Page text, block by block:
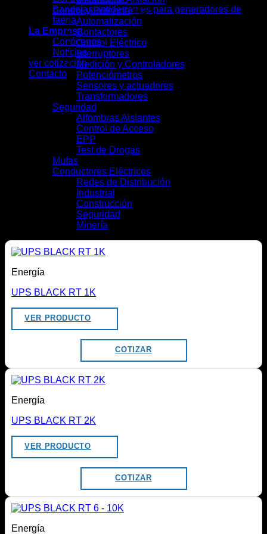
Bandejas antiderrames para generadores de
faena
La Empresa
Conócenos
Noticias
ver cotización
Contacto
Control y Potencia (41)
Automatización
Contactores
Control Eléctrico
Interruptores
Medición y Controladores
Potenciómetros
Sensores y actuadores
Transformadores
Seguridad
Alfombras Aislantes
Control de Acceso
EPP
Test de Drogas
Mufas
Conductores Eléctricos
Redes de Distribución
Industrial
Construcción
Seguridad
Minería
Energía
UPS BLACK RT 1K
VER PRODUCTO
COTIZAR
Energía
UPS BLACK RT 2K
VER PRODUCTO
COTIZAR
Energía